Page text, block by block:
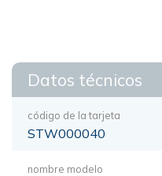
Datos técnicos
código de la tarjeta
STW000040
nombre modelo